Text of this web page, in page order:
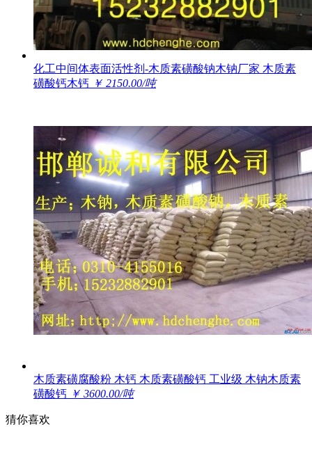
化工中间体表面活性剂-木质素磺酸钠木钠厂家 木质素
磺酸钙木钙 ￥ 2150.00/吨
木质素磺腐酸粉 木钙 木质素磺酸钙 工业级 木钠木质素
磺酸钙 ￥ 3600.00/吨
猜你喜欢